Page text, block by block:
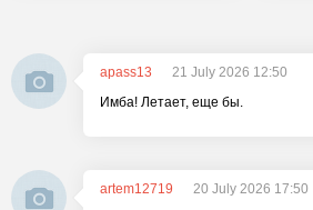
apass13
21 July 2026 12:50
Имба! Летает, еще бы.
artem12719
20 July 2026 17:50